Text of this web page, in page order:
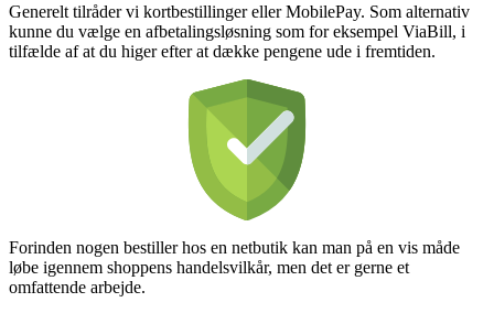
Generelt tilråder vi kortbestillinger eller MobilePay. Som alternativ
kunne du vælge en afbetalingsløsning som for eksempel ViaBill, i
tilfælde af at du higer efter at dække pengene ude i fremtiden.
Forinden nogen bestiller hos en netbutik kan man på en vis måde
løbe igennem shoppens handelsvilkår, men det er gerne et
omfattende arbejde.